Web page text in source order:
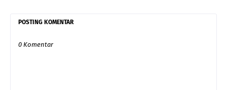
POSTING KOMENTAR
0 Komentar